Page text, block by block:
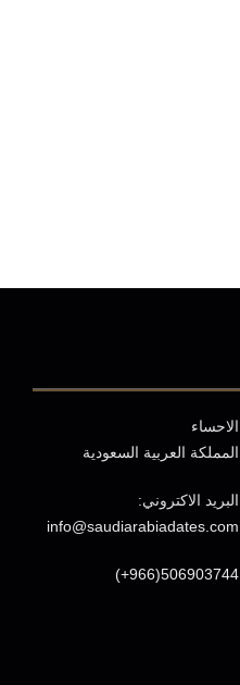
الاحساء
المملكة العربية السعودية
البريد الاكتروني:
info@saudiarabiadates.com
(+966)506903744